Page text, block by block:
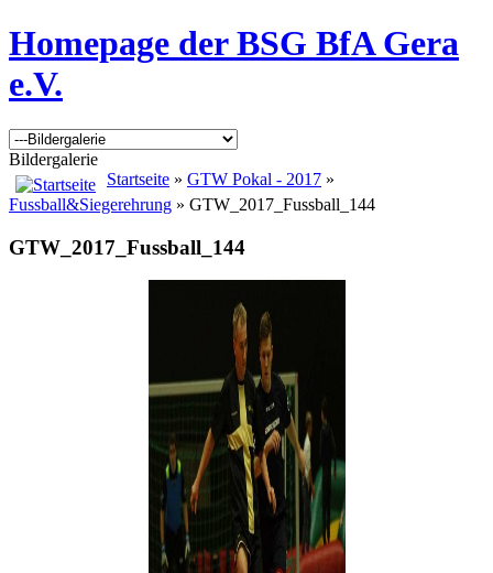
Homepage der BSG BfA Gera
e.V.
Bildergalerie
Startseite » GTW Pokal - 2017 »
Fussball&Siegerehrung » GTW_2017_Fussball_144
GTW_2017_Fussball_144